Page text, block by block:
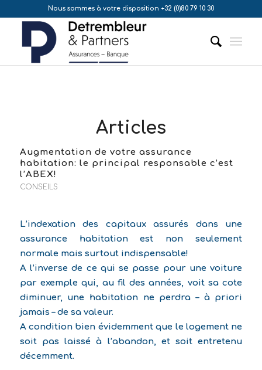
Nous sommes à votre disposition +32 (0)80 79 10 30
Articles
Augmentation de votre assurance
habitation: le principal responsable c’est
l’ABEX!
CONSEILS
L’indexation des capitaux assurés dans une
assurance habitation est non seulement
normale mais surtout indispensable!
A l’inverse de ce qui se passe pour une voiture
par exemple qui, au fil des années, voit sa cote
diminuer, une habitation ne perdra – à priori
jamais – de sa valeur.
A condition bien évidemment que le logement ne
soit pas laissé à l’abandon, et soit entretenu
décemment.